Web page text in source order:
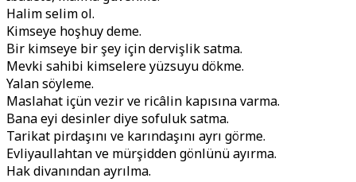
Halim selim ol.
Kimseye hoşhuy deme.
Bir kimseye bir şey için dervişlik satma.
Mevki sahibi kimselere yüzsuyu dökme.
Yalan söyleme.
Maslahat içün vezir ve ricâlin kapısına varma.
Bana eyi desinler diye sofuluk satma.
Tarikat pirdaşını ve karındaşını ayrı görme.
Evliyaullahtan ve mürşidden gönlünü ayırma.
Hak divanından ayrılma.